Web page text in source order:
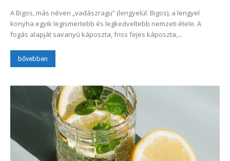
A Bigos, más néven „vadászragu” (lengyelül: Bigos), a lengyel
konyha egyik legismertebb és legkedveltebb nemzeti étele. A
fogás alapját savanyú káposzta, friss fejes káposzta,...
bővebben